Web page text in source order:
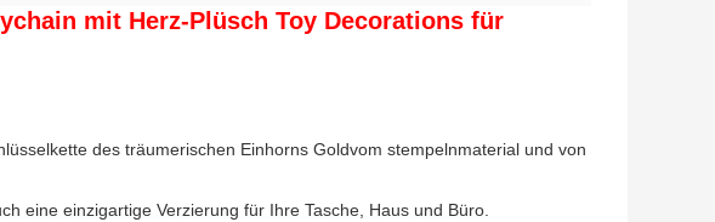
mit Herz-Plüsch Toy Decorations für
des träumerischen Einhorns Goldvom stempelnmaterial und von
eine einzigartige Verzierung für Ihre Tasche, Haus und Büro.